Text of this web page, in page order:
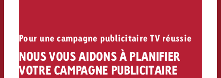
Pour une campagne publicitaire TV réussie
NOUS VOUS AIDONS À PLANIFIER
VOTRE CAMPAGNE PUBLICITAIRE